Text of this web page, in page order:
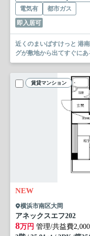
電気有
都市ガス
即入居可
近くのまいばすけっと 港
グが敷地から出てすぐに
賃貸マンション
NEW
横浜市南区大岡
アネックスエフ202
8万円 管理/共益費